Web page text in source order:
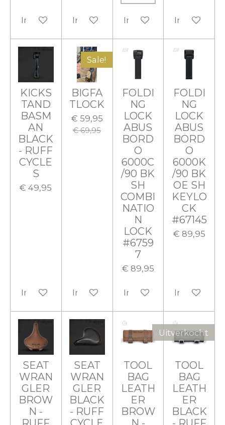
In winkelwagenIn winkelwagenIn winkelwagen
In
KICKS
TAND
BASM
AN
BLACK
- RUFF
CYCLE
S
€ 49,95
In winkelwagen
Sale!
BIGFA
TLOCK
€ 59,95
€ 69,95
In winkelwagen
FOLDI
NG
LOCK
ABUS
BORD
O
6000C
/90 BK
SH
COMBI
NATIO
N
LOCK
#6759
7
€ 89,95
In winkelwagen
FOLDI
NG
LOCK
ABUS
BORD
O
6000K
/90 BK
OE SH
KEYLO
CK
#67145
€ 89,95
In
SEAT
WRAN
GLER
BROW
N -
SEAT
WRAN
GLER
BLACK
- RUFF
TOOL
BAG
LEATH
ER
BROW
Uitverkocht
TOOL
BAG
LEATH
ER
BLACK